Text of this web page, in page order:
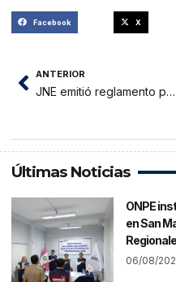
Facebook X
ANTERIOR
JNE emitió reglamento para elecciones primarias de las EG 2026
Últimas Noticias
ONPE
en San
06/08/